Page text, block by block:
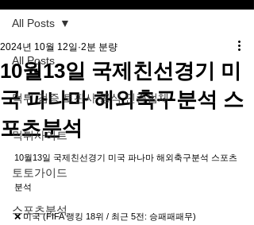
All Posts
먹튀 검증 토판사 공식 인증업체
먹튀사이트
토토가이드
스포츠분석
All Posts
10월13일 국제친선경기 미
국 파나마 해외축구분석 스
포츠분석
2024년 10월 12일 2분 분량
10월13일 국제친선경기 미국 파나마 해외축구분석 스포츠
분석
❌ 미국 (FIFA 랭킹 18위 / 최근 5전: 승패패패무)